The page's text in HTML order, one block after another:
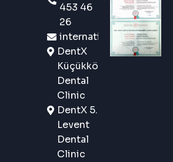
453 46
26
DentX
Küçükköy
Dental
Clinic
DentX 5.
Levent
Dental
Clinic